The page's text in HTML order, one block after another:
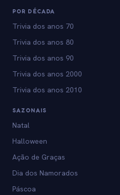
POR DÉCADA
Trivia dos anos 70
Trivia dos anos 80
Trivia dos anos 90
Trivia dos anos 2000
Trivia dos anos 2010
SAZONAIS
Natal
Halloween
Ação de Graças
Dia dos Namorados
Páscoa